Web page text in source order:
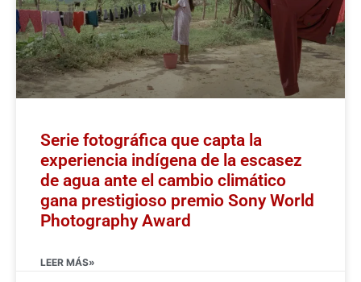
Serie fotográfica que capta la
experiencia indígena de la escasez
de agua ante el cambio climático
gana prestigioso premio Sony World
Photography Award
LEER MÁS»